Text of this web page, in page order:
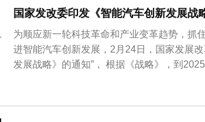
国家发改委印发《智能汽车创新发展战
为顺应新一轮科技革命和产业变革趋势，抓
进智能汽车创新发展，2月24日，国家发展
发展战略》的通知”， 根据《战略》，到
有条件自动驾驶的智能汽车达到规模化生产
定环境下市场化应用。智能交通系统和智慧...